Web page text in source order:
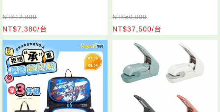
NT$12,800
NT$7,380/台
NT$50,000
NT$37,500/台